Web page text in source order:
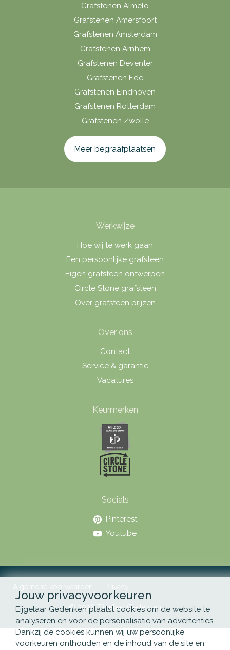
Grafstenen Almelo
Grafstenen Amersfoort
Grafstenen Amsterdam
Grafstenen Arnhem
Grafstenen Deventer
Grafstenen Ede
Grafstenen Eindhoven
Grafstenen Rotterdam
Grafstenen Zwolle
Meer begraafplaatsen
Werkwijze
Hoe wij te werk gaan
Een persoonlijke grafsteen
Eigen grafsteen ontwerpen
Circle Stone grafsteen
Over grafsteen prijzen
Over ons
Contact
Service & garantie
Vacatures
Keurmerken
Socials
Pinterest
Youtube
Algemene voorwaarden Privacy
© 2026 Eijgelaar Gedenken
Jouw privacyvoorkeuren
Eijgelaar Gedenken plaatst cookies om de website te
analyseren en voor de personalisatie van advertenties.
Dankzij de cookies kunnen wij uw persoonlijke
voorkeuren onthouden en de inhoud van de site en